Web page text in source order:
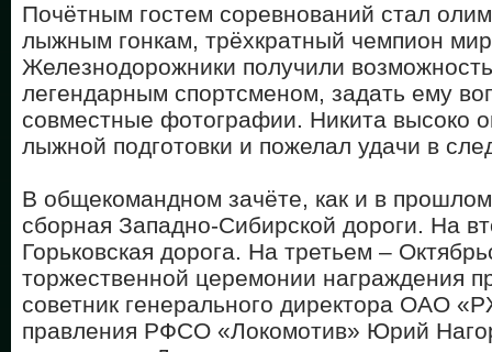
Почётным гостем соревнований стал
лыжным гонкам, трёхкратный чемпион
Железнодорожники получили
легендарным спортсменом, задать ему
совместные фотографии. Никита высоко
лыжной подготовки и пожелал удачи в
В общекомандном зачёте, как и в
сборная Западно-Сибирской дороги. На
Горьковская дорога. На третьем –
торжественной церемонии награждения
советник генерального директора ОАО
правления РФСО «Локомотив» Юрий